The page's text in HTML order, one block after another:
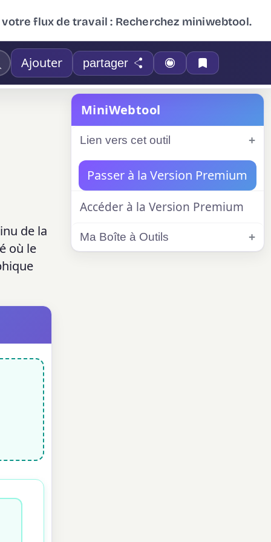
flux de travail : Recherchez miniwebtool.
Ajouter partager
de la
où le
MiniWebtool
Lien vers cet outil
Passer à la Version Premium
Accéder à la Version Premium
Ma Boîte à Outils